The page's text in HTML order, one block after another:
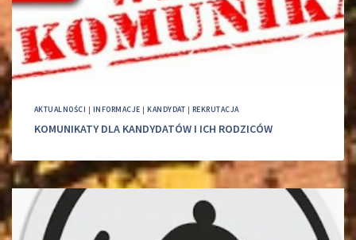
AKTUALNOŚCI | INFORMACJE |KANDYDAT | REKRUTACJA
KOMUNIKATY DLA KANDYDATÓW I ICH RODZICÓW